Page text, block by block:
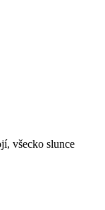
všecko slunce